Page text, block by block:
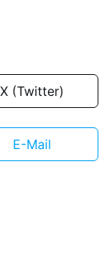
X (Twitter)
E-Mail